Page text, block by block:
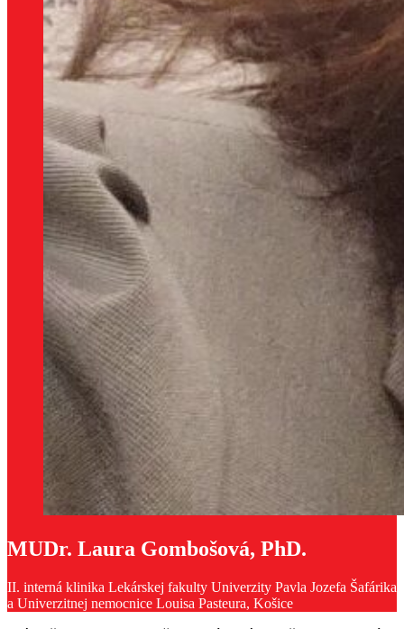
MUDr. Laura Gombošová, PhD.
II. interná klinika Lekárskej fakulty Univerzity Pavla Jozefa Šafárika
a Univerzitnej nemocnice Louisa Pasteura, Košice